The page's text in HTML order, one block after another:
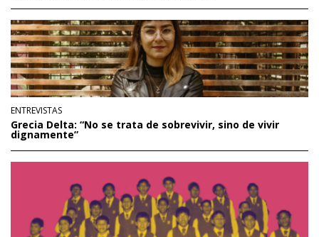
ENTREVISTAS
Grecia Delta: “No se trata de sobrevivir, sino de vivir
dignamente”